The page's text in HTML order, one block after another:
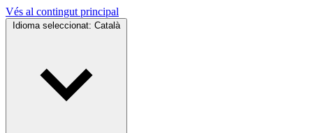
Vés al contingut principal
Idioma seleccionat: Català